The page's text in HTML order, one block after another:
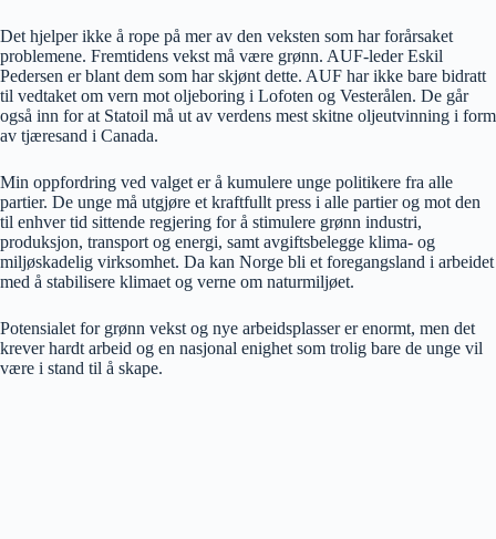
Det hjelper ikke å rope på mer av den veksten som har forårsaket
problemene. Fremtidens vekst må være grønn. AUF-leder Eskil
Pedersen er blant dem som har skjønt dette. AUF har ikke bare bidratt
til vedtaket om vern mot oljeboring i Lofoten og Vesterålen. De går
også inn for at Statoil må ut av verdens mest skitne oljeutvinning i form
av tjæresand i Canada.
Min oppfordring ved valget er å kumulere unge politikere fra alle
partier. De unge må utgjøre et kraftfullt press i alle partier og mot den
til enhver tid sittende regjering for å stimulere grønn industri,
produksjon, transport og energi, samt avgiftsbelegge klima- og
miljøskadelig virksomhet. Da kan Norge bli et foregangsland i arbeidet
med å stabilisere klimaet og verne om naturmiljøet.
Potensialet for grønn vekst og nye arbeidsplasser er enormt, men det
krever hardt arbeid og en nasjonal enighet som trolig bare de unge vil
være i stand til å skape.